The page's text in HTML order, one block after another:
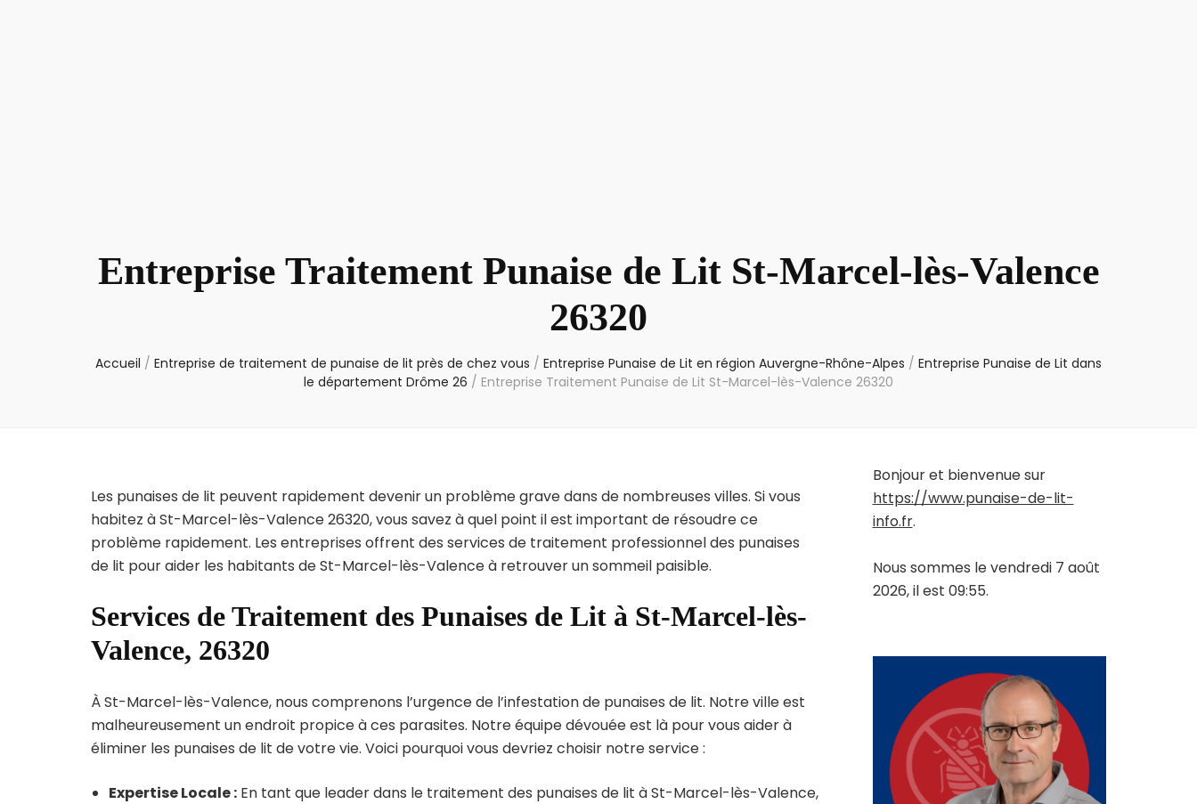
Entreprise Traitement Punaise de Lit St-Marcel-lès-Valence
26320
Accueil / Entreprise de traitement de punaise de lit près de chez vous / Entreprise Punaise de Lit en région Auvergne-Rhône-Alpes / Entreprise Punaise de Lit dans
le département Drôme 26 / Entreprise Traitement Punaise de Lit St-Marcel-lès-Valence 26320
Les punaises de lit peuvent rapidement devenir un problème grave dans de nombreuses villes. Si vous
habitez à St-Marcel-lès-Valence 26320, vous savez à quel point il est important de résoudre ce
problème rapidement. Les entreprises offrent des services de traitement professionnel des punaises
de lit pour aider les habitants de St-Marcel-lès-Valence à retrouver un sommeil paisible.
Services de Traitement des Punaises de Lit à St-Marcel-lès-
Valence, 26320
À St-Marcel-lès-Valence, nous comprenons l’urgence de l’infestation de punaises de lit. Notre ville est
malheureusement un endroit propice à ces parasites. Notre équipe dévouée est là pour vous aider à
éliminer les punaises de lit de votre vie. Voici pourquoi vous devriez choisir notre service :
Expertise Locale : En tant que leader dans le traitement des punaises de lit à St-Marcel-lès-Valence,
Bonjour et bienvenue sur
https://www.punaise-de-lit-
info.fr.
Nous sommes le vendredi 7 août
2026, il est 09:55.